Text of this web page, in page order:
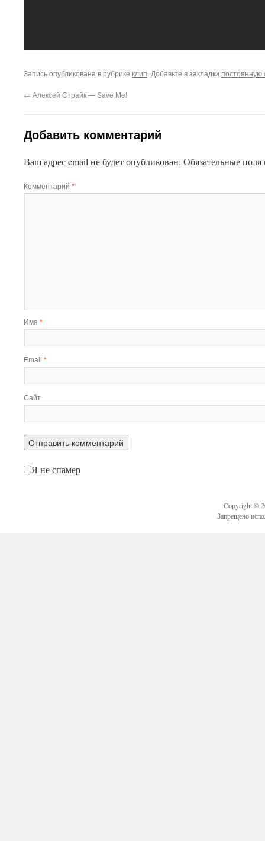
Запись опубликована в рубрике клип. Добавьте в закладки постоянную
← Алексей Страйк — Save Me!
Добавить комментарий
Ваш адрес email не будет опубликован. Обязательные
Комментарий *
Имя *
Email *
Сайт
Я не спамер
Copyright ©
Запрещено